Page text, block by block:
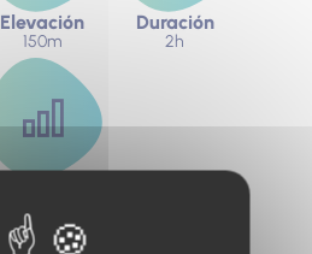
Elevación
150m
Duración
2h